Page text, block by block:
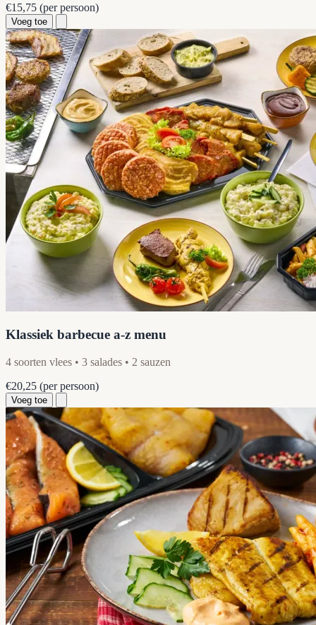
€15,75 (per persoon)
Voeg toe
Klassiek barbecue a-z menu
4 soorten vlees • 3 salades • 2 sauzen
€20,25 (per persoon)
Voeg toe